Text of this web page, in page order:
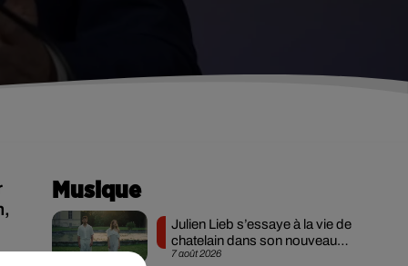
Musique
7 août 2026
Julien Lieb s’essaye à la vie de
chatelain dans son nouveau
clip